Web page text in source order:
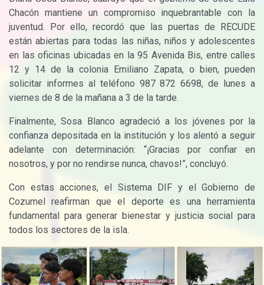
Chacón mantiene un compromiso inquebrantable con la
juventud. Por ello, recordó que las puertas de RECUDE
están abiertas para todas las niñas, niños y adolescentes
en las oficinas ubicadas en la 95 Avenida Bis, entre calles
12 y 14 de la colonia Emiliano Zapata, o bien, pueden
solicitar informes al teléfono 987 872 6698, de lunes a
viernes de 8 de la mañana a 3 de la tarde.
Finalmente, Sosa Blanco agradeció a los jóvenes por la
confianza depositada en la institución y los alentó a seguir
adelante con determinación: “¡Gracias por confiar en
nosotros, y por no rendirse nunca, chavos!”, concluyó.
Con estas acciones, el Sistema DIF y el Gobierno de
Cozumel reafirman que el deporte es una herramienta
fundamental para generar bienestar y justicia social para
todos los sectores de la isla.